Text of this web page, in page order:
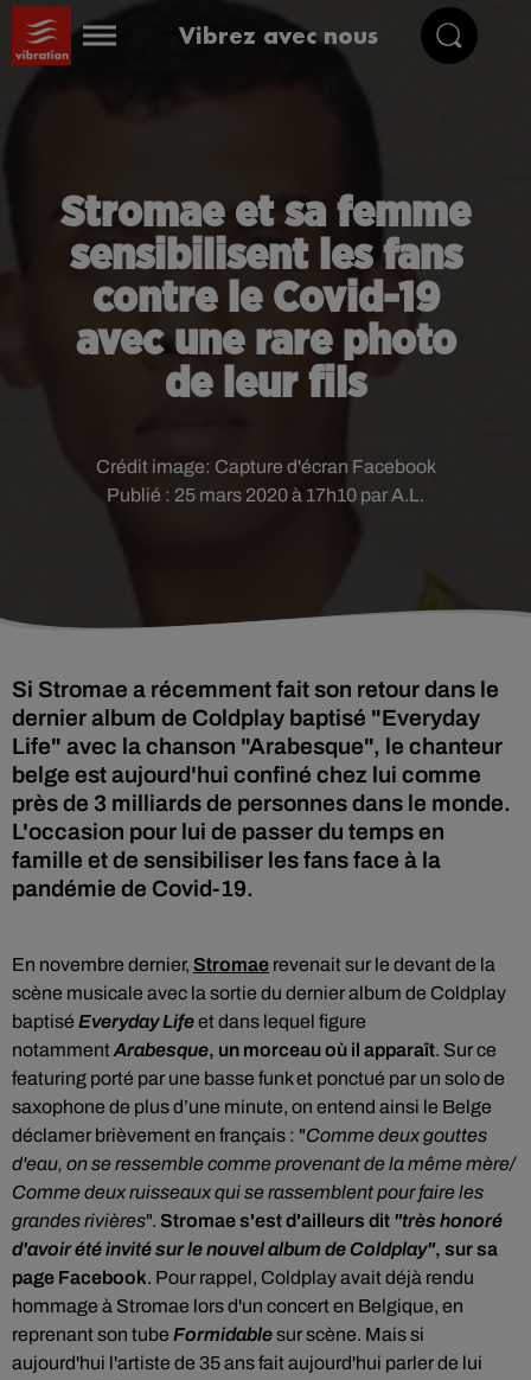
Vibrez avec nous
Stromae et sa femme
sensibilisent les fans
contre le Covid-19
avec une rare photo
de leur fils
Publié : 25 mars 2020 à 17h10 par A.L.
Crédit image: Capture d'écran Facebook
Si Stromae a récemment fait son retour dans le
dernier album de Coldplay baptisé "Everyday
Life" avec la chanson "Arabesque", le chanteur
belge est aujourd'hui confiné chez lui comme
près de 3 milliards de personnes dans le monde.
L'occasion pour lui de passer du temps en
famille et de sensibiliser les fans face à la
pandémie de Covid-19.
En novembre dernier, Stromae revenait sur le devant de la
scène musicale avec la sortie du dernier album de Coldplay
baptisé Everyday Lifeetdans lequel figure
notammentArabesque, un morceau où il apparaît. Sur ce
featuring porté par une basse funk et ponctué par un solo de
saxophone de plus d’une minute, on entend ainsi le Belge
déclamer brièvement en français : "Comme deux gouttes
d'eau, on se ressemble comme provenant de la même mère/
Comme deux ruisseaux qui se rassemblent pour faire les
grandes rivières". Stromae s'est d'ailleurs dit "très honoré
d'avoir été invité sur le nouvel album de Coldplay", sur sa
page Facebook. Pour rappel, Coldplay avait déjà rendu
hommage à Stromae lors d'un concert en Belgique, en
reprenant son tube Formidablesur scène. Mais si
aujourd'hui l'artiste de 35 ans fait aujourd'hui parler de lui